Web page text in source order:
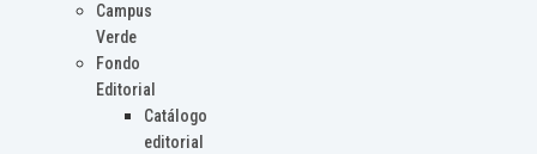
Campus
Verde
Fondo
Editorial
Catálogo
editorial